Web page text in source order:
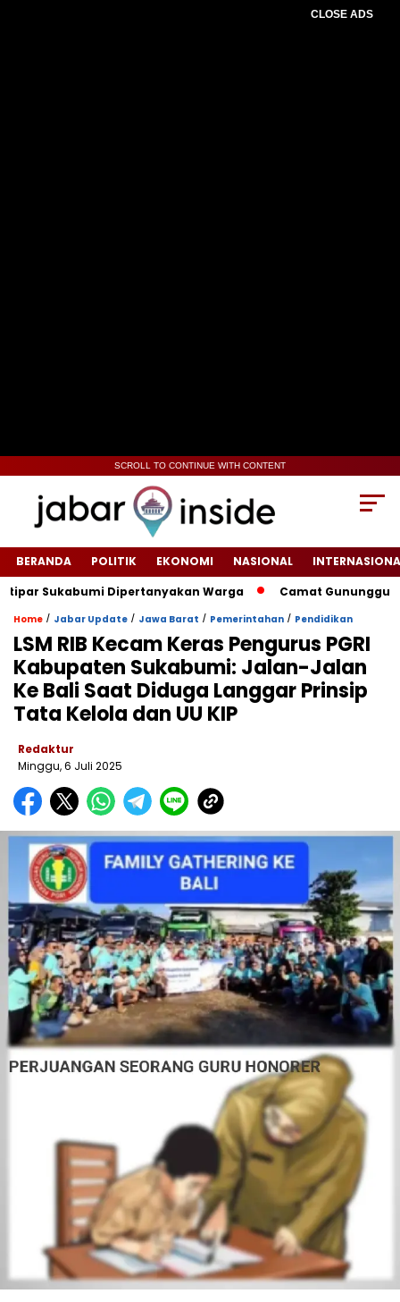
CLOSE ADS
SCROLL TO CONTINUE WITH CONTENT
BERANDA POLITIK EKONOMI NASIONAL
Dipertanyakan Warga
‎‎Camat Gunungguruh
Home / Jabar Update / Jawa Barat / Pemerintahan / Pendidikan
LSM RIB Kecam Keras Pengurus PGRI
Kabupaten Sukabumi: Jalan-Jalan
Ke Bali Saat Diduga Langgar Prinsip
Tata Kelola dan UU KIP
Redaktur
Minggu, 6 Juli 2025